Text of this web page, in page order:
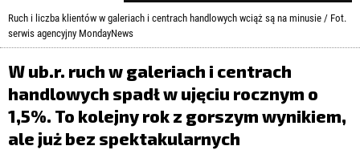
LIFESTYLE
OPINIE I KOMENTARZE
Ruch i liczba klientów w galeriach i centrach handlowych wciąż są na minusie / Fot.
serwis agencyjny MondayNews
W ub.r. ruch w galeriach i centrach
handlowych spadł w ujęciu rocznym o
1,5%. To kolejny rok z gorszym wynikiem,
ale już bez spektakularnych